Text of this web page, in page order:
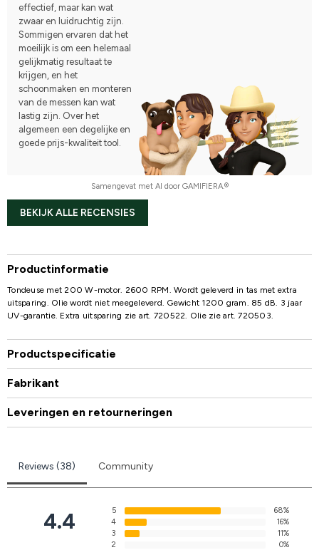
effectief, maar kan wat
zwaar en luidruchtig zijn.
Sommigen ervaren dat het
moeilijk is om een helemaal
gelijkmatig resultaat te
krijgen, en het
schoonmaken en monteren
van de messen kan wat
lastig zijn. Over het
algemeen een degelijke en
goede prijs-kwaliteit tool.
Samengevat met AI door GAMIFIERA.®
BEKIJK ALLE RECENSIES
Productinformatie
Tondeuse met 200 W-motor. 2600 RPM. Wordt geleverd in tas met extra
uitsparing. Olie wordt niet meegeleverd. Gewicht 1200 gram. 85 dB. 3 jaar
UV-garantie. Extra uitsparing zie art. 720522. Olie zie art. 720503.
Productspecificatie
Fabrikant
Leveringen en retourneringen
Reviews (38) Community
4.4 5
68%
4
16%
3
11%
2
0%